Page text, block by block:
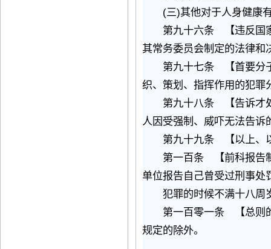
(三)其他对于人身健康
第九十六条 【违反国家
其常务委员会制定的法律和
第九十七条 【首要分子
织、策划、指挥作用的犯罪
第九十八条 【告诉才处
人因受强制、威吓无法告诉
第九十九条 【以上、以
第一百条 【前科报告制
单位报告自己曾受过刑事处
犯罪的时候不满十八周岁
第一百零一条 【总则的
规定的除外。